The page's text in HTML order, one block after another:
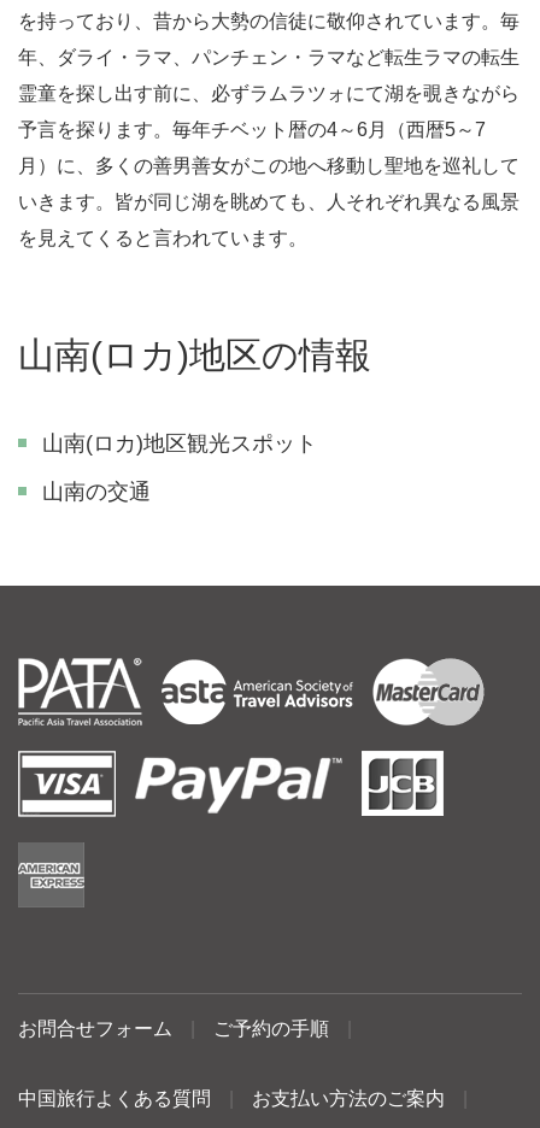
を持っており、昔から大勢の信徒に敬仰されています。毎
年、ダライ・ラマ、パンチェン・ラマなど転生ラマの転生
霊童を探し出す前に、必ずラムラツォにて湖を覗きながら
予言を探ります。毎年チベット暦の4～6月（西暦5～7
月）に、多くの善男善女がこの地へ移動し聖地を巡礼して
いきます。皆が同じ湖を眺めても、人それぞれ異なる風景
を見えてくると言われています。
山南(ロカ)地区の情報
山南(ロカ)地区観光スポット
山南の交通
お問合せフォーム ご予約の手順
中国旅行よくある質問 お支払い方法のご案内